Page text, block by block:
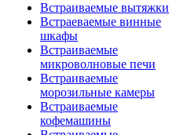
Встраиваемые вытяжки
Встраеваемые винные
шкафы
Встраиваемые
микроволновые печи
Встраиваемые
морозильные камеры
Встраиваемые
кофемашины